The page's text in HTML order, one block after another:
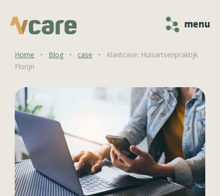
menu
Home • Blog • case •
Klantcase: Huisartsenpraktijk
Florijn